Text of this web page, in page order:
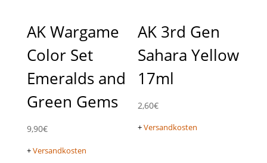
AK Wargame
Color Set
Emeralds and
Green Gems
9,90€
+Versandkosten
AK 3rd Gen
Sahara Yellow
17ml
2,60€
+Versandkosten